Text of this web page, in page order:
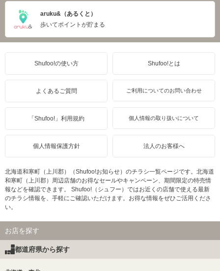
aruku&（あるくと）
歩いてポイントが貯まる
Shufoo!の使い方 Shufoo!とは
よくあるご質問 ご利用についてのお問い合わせ
「Shufoo!」利用規約 個人情報の取り扱いについて
個人情報保護方針 法人のお客様へ
北海道和寒町（上川郡）（Shufoo!お知らせ）のチラシ一覧ページです。北海道
和寒町（上川郡）周辺店舗のお得なセールやキャンペーン、期間限定の特売情
報などを確認できます。 Shufoo!（シュフー）ではお近くの店舗で使える最新
のチラシ情報を、手軽にご確認いただけます。お得な情報をぜひご活用くださ
い。
お店を探す
都道府県から探す